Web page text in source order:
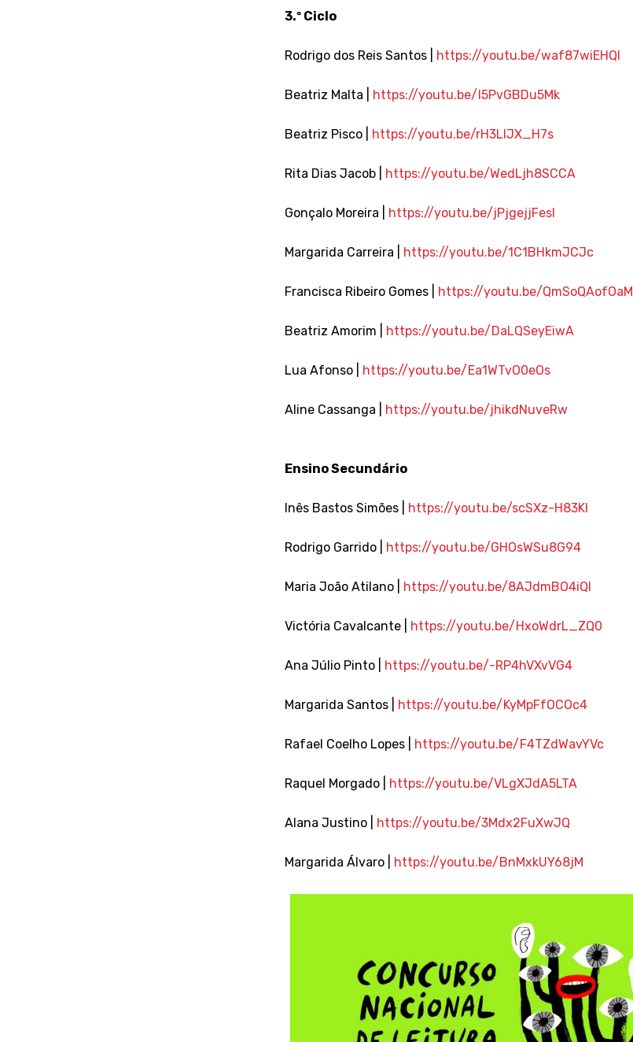
3.º Ciclo
Rodrigo dos Reis Santos | https://youtu.be/waf87wiEHQI
Beatriz Malta | https://youtu.be/I5PvGBDu5Mk
Beatriz Pisco | https://youtu.be/rH3LlJX_H7s
Rita Dias Jacob | https://youtu.be/WedLjh8SCCA
Gonçalo Moreira | https://youtu.be/jPjgejjFesI
Margarida Carreira | https://youtu.be/1C1BHkmJCJc
Francisca Ribeiro Gomes | https://youtu.be/QmSoQAofOaM
Beatriz Amorim | https://youtu.be/DaLQSeyEiwA
Lua Afonso | https://youtu.be/Ea1WTvO0eOs
Aline Cassanga | https://youtu.be/jhikdNuveRw
Ensino Secundário
Inês Bastos Simões | https://youtu.be/scSXz-H83KI
Rodrigo Garrido | https://youtu.be/GHOsWSu8G94
Maria João Atilano | https://youtu.be/8AJdmBO4iQI
Victória Cavalcante | https://youtu.be/HxoWdrL_ZQ0
Ana Júlio Pinto | https://youtu.be/-RP4hVXvVG4
Margarida Santos | https://youtu.be/KyMpFfOCOc4
Rafael Coelho Lopes | https://youtu.be/F4TZdWavYVc
Raquel Morgado | https://youtu.be/VLgXJdA5LTA
Alana Justino | https://youtu.be/3Mdx2FuXwJQ
Margarida Álvaro | https://youtu.be/BnMxkUY68jM